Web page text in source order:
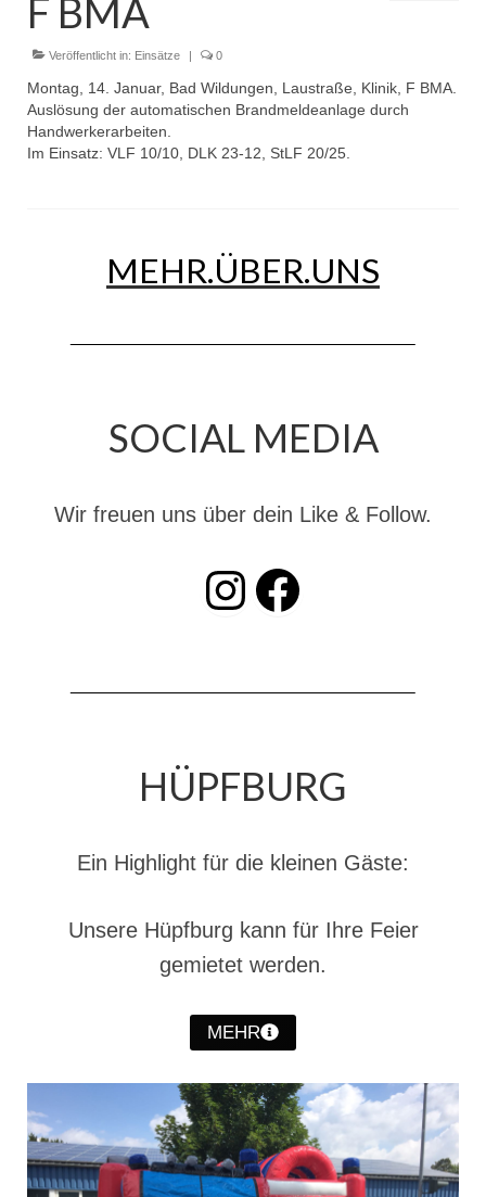
Dienstplan
Einsätze
Einsatzstichworte
Jugendfeuerwehr
Gründung Jugendfeuerwehr 1996
Infos
Dienstplan
10 Jahre KatS-Zug
Infos
Chronik des Musikzug
Christkindwiegen 2024
Christkindwiegen 2023
Christkindwiegen 2022
Christkindwiegen 2021
F BMA
Veröffentlicht in: Einsätze | 0
Montag, 14. Januar, Bad Wildungen, Laustraße, Klinik, F BMA.
Auslösung der automatischen Brandmeldeanlage durch
Handwerkerarbeiten.
Im Einsatz: VLF 10/10, DLK 23-12, StLF 20/25.
MEHR.ÜBER.UNS
SOCIAL MEDIA
Wir freuen uns über dein Like & Follow.
INSTAGRAM Facebook
HÜPFBURG
Ein Highlight für die kleinen Gäste:
Unsere Hüpfburg kann für Ihre Feier
gemietet werden.
MEHR